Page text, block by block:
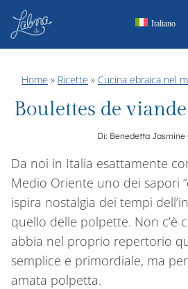
Salta
contenuto
Italiano
Home » Ricette » Cucina ebraica nel
Boulettes de
Di: Benedetta Jasmine
Da noi in Italia esattamente
Medio Oriente uno dei sapori
ispira nostalgia dei tempi
quello delle polpette. Non c’è
abbia nel proprio repertorio
semplice e primordiale, ma
amata polpetta.